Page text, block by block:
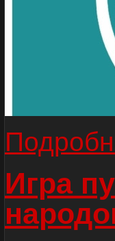
Игра